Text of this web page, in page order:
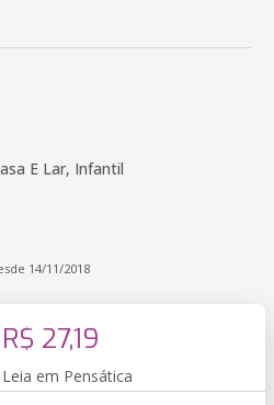
E Lar, Infantil
14/11/2018
R$ 27,19
Leia em Pensática